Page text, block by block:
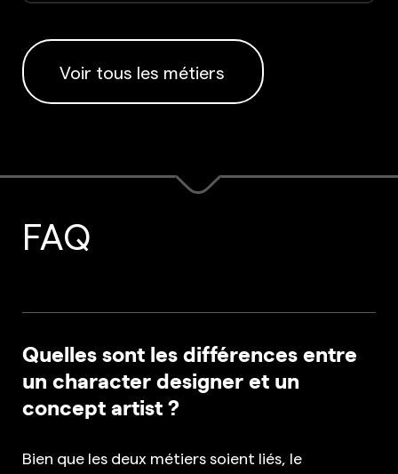
Voir tous les métiers
FAQ
Quelles sont les différences entre
un character designer et un
concept artist ?
Bien que les deux métiers soient liés, le